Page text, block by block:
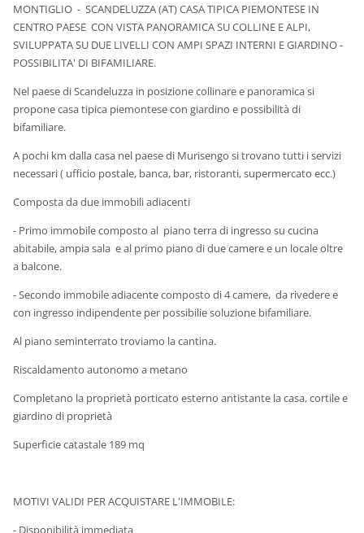
MONTIGLIO - SCANDELUZZA (AT) CASA TIPICA PIEMONTESE IN
CENTRO PAESE CON VISTA PANORAMICA SU COLLINE E ALPI,
SVILUPPATA SU DUE LIVELLI CON AMPI SPAZI INTERNI E GIARDINO -
POSSIBILITA' DI BIFAMILIARE.
Nel paese di Scandeluzza in posizione collinare e panoramica si
propone casa tipica piemontese con giardino e possibilità di
bifamiliare.
A pochi km dalla casa nel paese di Murisengo si trovano tutti i servizi
necessari ( ufficio postale, banca, bar, ristoranti, supermercato ecc.)
Composta da due immobili adiacenti
- Primo immobile composto al piano terra di ingresso su cucina
abitabile, ampia sala e al primo piano di due camere e un locale oltre
a balcone.
- Secondo immobile adiacente composto di 4 camere, da rivedere e
con ingresso indipendente per possibilie soluzione bifamiliare.
Al piano seminterrato troviamo la cantina.
Riscaldamento autonomo a metano
Completano la proprietà porticato esterno antistante la casa, cortile e
giardino di proprietà
Superficie catastale 189 mq
MOTIVI VALIDI PER ACQUISTARE L'IMMOBILE:
- Disponibilità immediata